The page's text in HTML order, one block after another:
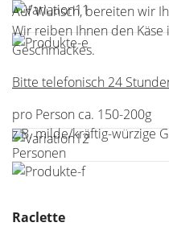
Auf Wunsch, bereiten wir
Wir reiben Ihnen den
Geschmackes.
Bitte telefonisch 24
pro Person ca. 150-200g
z.B. milde/kräftig-würzige
Personen
Raclette